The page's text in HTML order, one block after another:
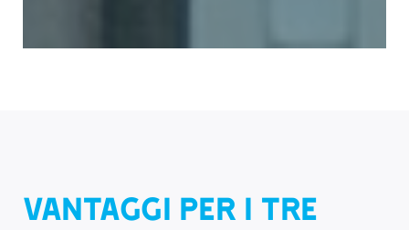
VANTAGGI PER I TRE